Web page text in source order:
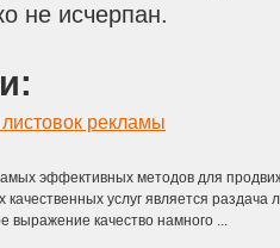
не исчерпан.
рекламы
эффективных методов для
качественных услуг является раздача
выражение качество намного ...